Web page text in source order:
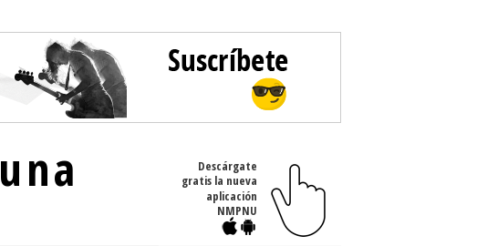
una
Descárgate
gratis la nueva
aplicación
NMPNU